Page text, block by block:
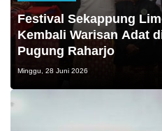
Festival Sekappung
Kembali Warisan Adat
Pugung Raharjo
Minggu, 28 Juni 2026